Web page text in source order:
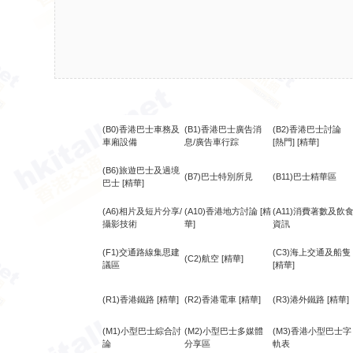
(B0)香港巴士車務及
車廂設備
(B1)香港巴士廣告消
息/廣告車行踪
(B2)香港巴士討論
[熱門] [精華]
(B6)旅遊巴士及過境
巴士 [精華]
(B7)巴士特別所見 (B11)巴士精華區
(A6)相片及短片分享/
攝影技術
(A10)香港地方討論 [精
華]
(A11)消費著數及飲食
資訊
(F1)交通路線集思建
議區
(C2)航空 [精華]
(C3)海上交通及船隻
[精華]
(R1)香港鐵路 [精華] (R2)香港電車 [精華] (R3)港外鐵路 [精華]
(M1)小型巴士綜合討
論
(M2)小型巴士多媒體
分享區
(M3)香港小型巴士字
軌表